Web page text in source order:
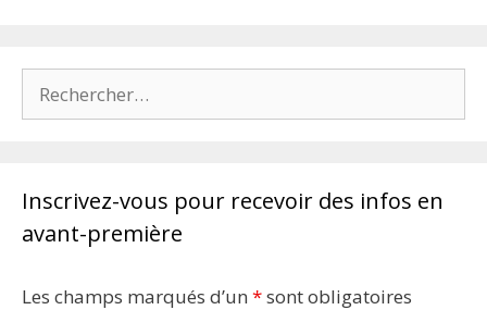
Inscrivez-vous pour recevoir des infos en
avant-première
Les champs marqués d’un *sont obligatoires